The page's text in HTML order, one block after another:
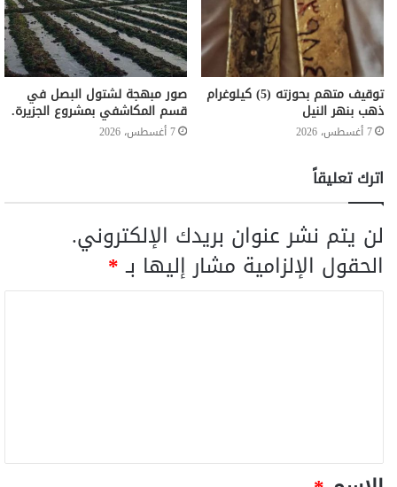
توقيف متهم بحوزته (5) كيلوغرام
ذهب بنهر النيل
7 أغسطس، 2026
صور مبهجة لشتول البصل في
قسم المكاشفي بمشروع الجزيرة.
7 أغسطس، 2026
اترك تعليقاً
لن يتم نشر عنوان بريدك الإلكتروني.
الحقول الإلزامية مشار إليها بـ*